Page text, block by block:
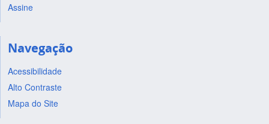
Assine
Navegação
Acessibilidade
Alto Contraste
Mapa do Site